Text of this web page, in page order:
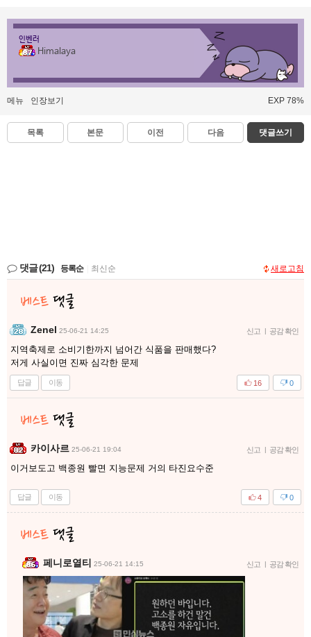
인벤러
Himalaya
메뉴 인장보기 EXP 78%
목록 본문 이전 다음 댓글쓰기
댓글(21) 등록순 최신순 새로고침
Zenel 25-06-21 14:25 신고 | 공감 확인
지역축제로 소비기한까지 넘어간 식품을 판매했다?
저게 사실이면 진짜 심각한 문제
답글 이동 0
16
카이사르 25-06-21 19:04 신고 | 공감 확인
이거보도고 백종원 빨면 지능문제 거의 타진요수준
답글 이동 0
4
페니로열티 25-06-21 14:15 신고 | 공감 확인